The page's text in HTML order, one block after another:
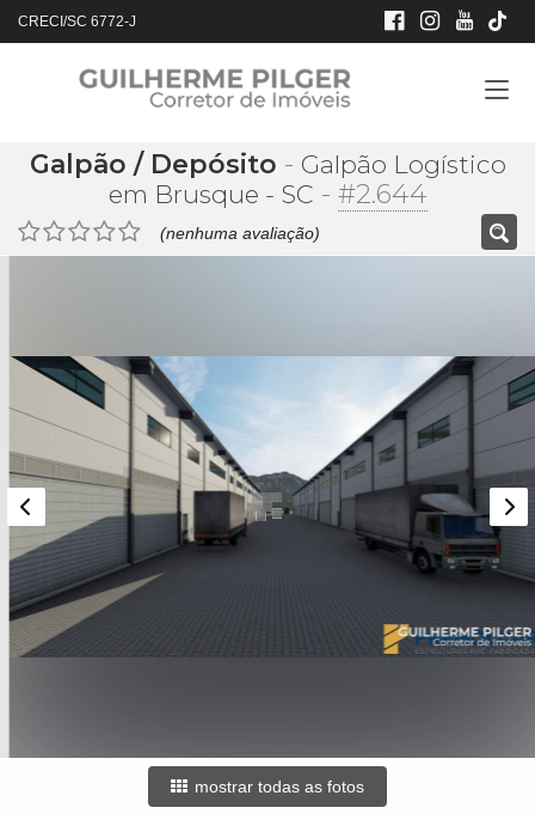
CRECI/SC 6772-J
Galpão / Depósito - Galpão Logístico
em Brusque - SC - #2.644
(nenhuma avaliação)
mostrar todas as fotos